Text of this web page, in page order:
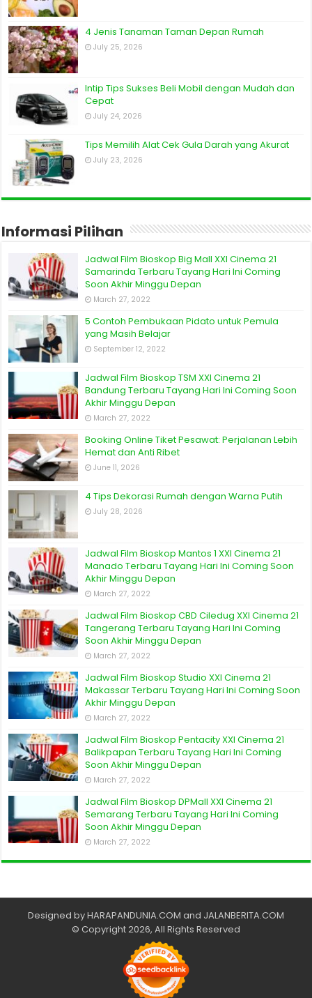
4 Jenis Tanaman Taman Depan Rumah
July 25, 2026
Intip Tips Sukses Beli Mobil dengan Mudah dan
Cepat
July 24, 2026
Tips Memilih Alat Cek Gula Darah yang Akurat
July 23, 2026
Informasi Pilihan
Jadwal Film Bioskop Big Mall XXI Cinema 21
Samarinda Terbaru Tayang Hari Ini Coming
Soon Akhir Minggu Depan
March 27, 2022
5 Contoh Pembukaan Pidato untuk Pemula
yang Masih Belajar
September 12, 2022
Jadwal Film Bioskop TSM XXI Cinema 21
Bandung Terbaru Tayang Hari Ini Coming Soon
Akhir Minggu Depan
March 27, 2022
Booking Online Tiket Pesawat: Perjalanan Lebih
Hemat dan Anti Ribet
June 11, 2026
4 Tips Dekorasi Rumah dengan Warna Putih
July 28, 2026
Jadwal Film Bioskop Mantos 1 XXI Cinema 21
Manado Terbaru Tayang Hari Ini Coming Soon
Akhir Minggu Depan
March 27, 2022
Jadwal Film Bioskop CBD Ciledug XXI Cinema 21
Tangerang Terbaru Tayang Hari Ini Coming
Soon Akhir Minggu Depan
March 27, 2022
Jadwal Film Bioskop Studio XXI Cinema 21
Makassar Terbaru Tayang Hari Ini Coming Soon
Akhir Minggu Depan
March 27, 2022
Jadwal Film Bioskop Pentacity XXI Cinema 21
Balikpapan Terbaru Tayang Hari Ini Coming
Soon Akhir Minggu Depan
March 27, 2022
Jadwal Film Bioskop DPMall XXI Cinema 21
Semarang Terbaru Tayang Hari Ini Coming
Soon Akhir Minggu Depan
March 27, 2022
Designed byHARAPANDUNIA.COM and JALANBERITA.COM
© Copyright 2026, All Rights Reserved